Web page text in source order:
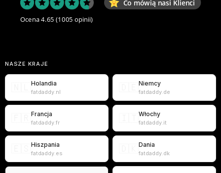
Co mówią nasi Klienci
Ocena 4.65 (1005 opinii)
NASZE KRAJE
Holandia
fatdaddy.nl
Niemcy
fatdaddy.de
Francja
fatdaddy.fr
Włochy
fatdaddy.it
Hiszpania
fatdaddy.es
Dania
fatdaddy.dk